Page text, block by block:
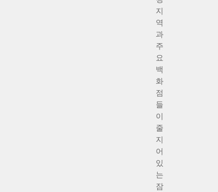
지
역
과
주
요
백
화
점
들
이
줄
지
어
있
는
잠